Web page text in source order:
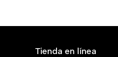
Tienda en línea